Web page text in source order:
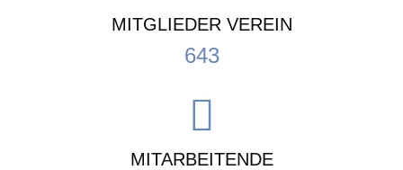
MITGLIEDER VEREIN
643
MITARBEITENDE